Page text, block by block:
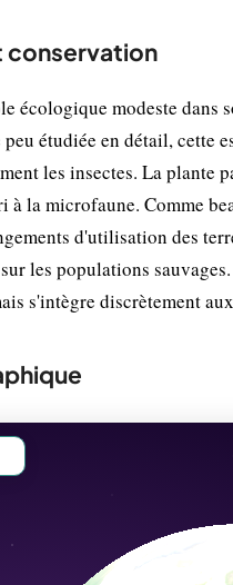
conservation
écologique modeste
étudiée en détail, cette
les insectes. La plante
la microfaune. Comme
d'utilisation des
les populations
s'intègre discrètement